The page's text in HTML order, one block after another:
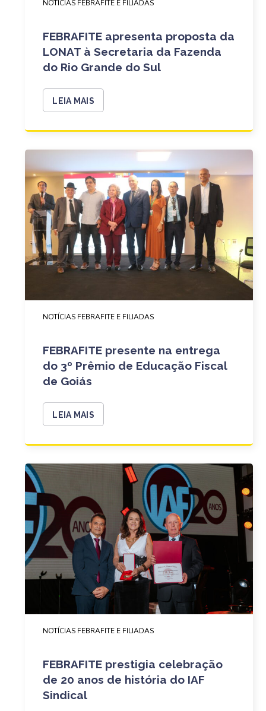
NOTÍCIAS FEBRAFITE E FILIADAS
FEBRAFITE apresenta proposta da
LONAT à Secretaria da Fazenda
do Rio Grande do Sul
LEIA MAIS
NOTÍCIAS FEBRAFITE E FILIADAS
FEBRAFITE presente na entrega
do 3º Prêmio de Educação Fiscal
de Goiás
LEIA MAIS
NOTÍCIAS FEBRAFITE E FILIADAS
FEBRAFITE prestigia celebração
de 20 anos de história do IAF
Sindical